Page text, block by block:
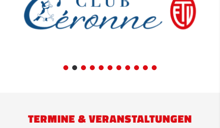
TERMINE & VERANSTALTUNGEN